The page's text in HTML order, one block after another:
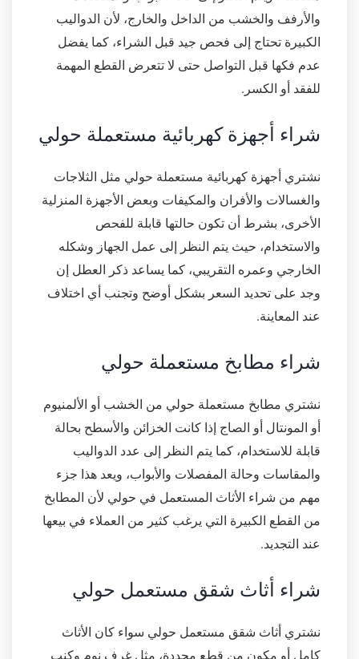
والأرفف والخشب من الداخل والخارج، لأن الدواليب
الكبيرة تحتاج إلى فحص جيد قبل الشراء، كما يفضل
عدم فكها قبل التواصل حتى لا تتعرض القطع المهمة
للفقد أو الكسر.
شراء أجهزة كهربائية مستعملة حولي
نشتري أجهزة كهربائية مستعملة حولي مثل الثلاجات
والغسالات والأفران والمكيفات وبعض الأجهزة المنزلية
الأخرى، بشرط أن تكون حالتها قابلة للفحص
والاستخدام، حيث يتم النظر إلى عمل الجهاز وشكله
الخارجي وعمره التقريبي، كما يساعد ذكر العطل إن
وجد على تحديد السعر بشكل أوضح وتجنب أي اختلاف
عند المعاينة.
شراء مطابخ مستعملة حولي
نشتري مطابخ مستعملة حولي من الخشب أو الألمنيوم
أو المونتال أو الصاج إذا كانت الخزائن والأسطح بحالة
قابلة للاستخدام، كما يتم النظر إلى عدد الدواليب
والمقاسات وحالة المفصلات والأبواب، ويعد هذا جزء
مهم من شراء الأثاث المستعمل في حولي لأن المطابخ
من القطع الكبيرة التي يرغب كثير من العملاء في بيعها
عند التجديد.
شراء أثاث شقق مستعمل حولي
نشتري أثاث شقق مستعمل حولي سواء كان الأثاث
كامل أو مكون من قطع محددة، مثل غرف نوم وكنب